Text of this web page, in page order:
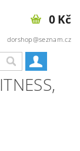
dorshop@seznam.cz
0 Kč